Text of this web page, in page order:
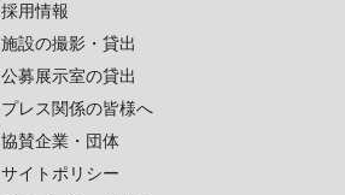
採用情報
施設の撮影・貸出
公募展示室の貸出
プレス関係の皆様へ
協賛企業・団体
サイトポリシー